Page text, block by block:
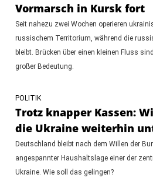
Vormarsch in Kursk fort
Seit nahezu zwei Wochen operieren
russischem Territorium, während die
bleibt. Brücken über einen kleinen Fluss
großer Bedeutung.
POLITIK
Trotz knapper Kassen:
die Ukraine weiterhin
Deutschland bleibt nach dem Willen der
angespannter Haushaltslage einer der
Ukraine. Wie soll das gelingen?